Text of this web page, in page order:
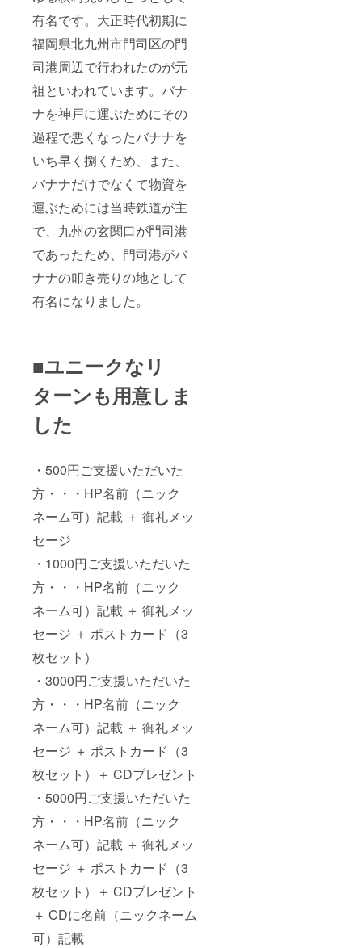
有名です。大正時代初期に
福岡県北九州市門司区の門
司港周辺で行われたのが元
祖といわれています。バナ
ナを神戸に運ぶためにその
過程で悪くなったバナナを
いち早く捌くため、また、
バナナだけでなくて物資を
運ぶためには当時鉄道が主
で、九州の玄関口が門司港
であったため、門司港がバ
ナナの叩き売りの地として
有名になりました。
■ユニークなリ
ターンも用意しま
した
・500円ご支援いただいた
方・・・HP名前（ニック
ネーム可）記載 ＋ 御礼メッ
セージ
・1000円ご支援いただいた
方・・・HP名前（ニック
ネーム可）記載 ＋ 御礼メッ
セージ ＋ ポストカード（3
枚セット）
・3000円ご支援いただいた
方・・・HP名前（ニック
ネーム可）記載 ＋ 御礼メッ
セージ ＋ ポストカード（3
枚セット）＋ CDプレゼント
・5000円ご支援いただいた
方・・・HP名前（ニック
ネーム可）記載 ＋ 御礼メッ
セージ ＋ ポストカード（3
枚セット）＋ CDプレゼント
＋ CDに名前（ニックネーム
可）記載